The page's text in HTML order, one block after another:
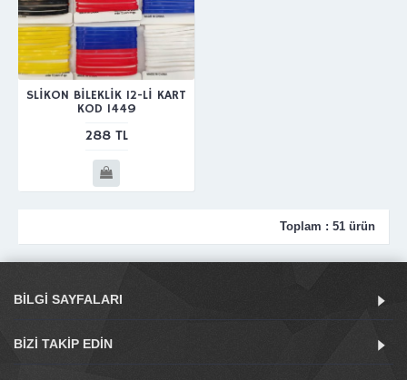
SLİKON BİLEKLİK 12-Lİ KART
KOD 1449
288 TL
Toplam : 51 ürün
BILGI SAYFALARI
BIZI TAKIP EDIN